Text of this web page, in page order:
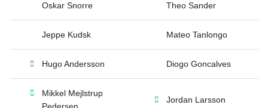
Oskar Snorre Theo Sander
Jeppe Kudsk Mateo Tanlongo
Hugo Andersson Diogo Goncalves
Mikkel Mejlstrup
Jordan Larsson